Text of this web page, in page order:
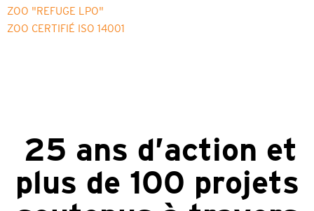
ZOO "REFUGE LPO"
ZOO CERTIFIÉ ISO 14001
25 ans d’action et
plus de 100 projets